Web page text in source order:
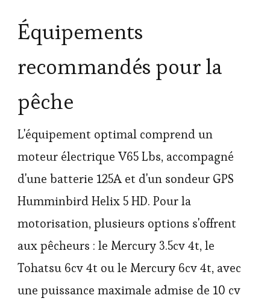
Équipements
recommandés pour la
pêche
L'équipement optimal comprend un
moteur électrique V65 Lbs, accompagné
d'une batterie 125A et d'un sondeur GPS
Humminbird Helix 5 HD. Pour la
motorisation, plusieurs options s'offrent
aux pêcheurs : le Mercury 3.5cv 4t, le
Tohatsu 6cv 4t ou le Mercury 6cv 4t, avec
une puissance maximale admise de 10 cv